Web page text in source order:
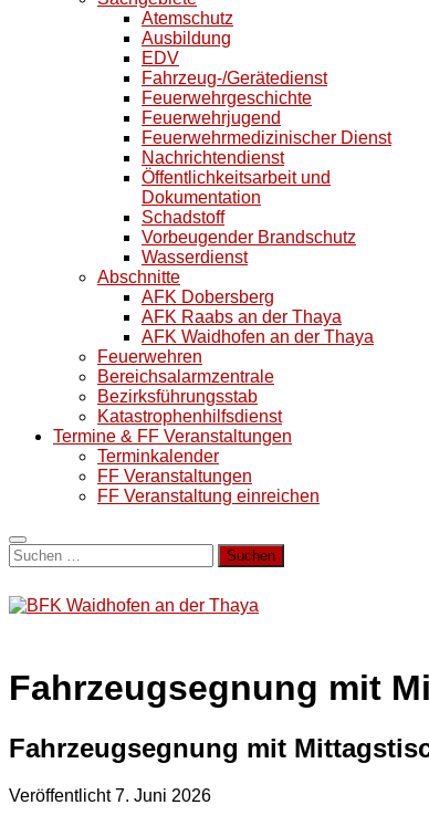
Atemschutz
Ausbildung
EDV
Fahrzeug-/Gerätedienst
Feuerwehrgeschichte
Feuerwehrjugend
Feuerwehrmedizinischer Dienst
Nachrichtendienst
Öffentlichkeitsarbeit und
Dokumentation
Schadstoff
Vorbeugender Brandschutz
Wasserdienst
Abschnitte
AFK Dobersberg
AFK Raabs an der Thaya
AFK Waidhofen an der Thaya
Feuerwehren
Bereichsalarmzentrale
Bezirksführungsstab
Katastrophenhilfsdienst
Termine & FF Veranstaltungen
Terminkalender
FF Veranstaltungen
FF Veranstaltung einreichen
Suchen
nach:
Fahrzeugsegnung mit
Fahrzeugsegnung mit
Veröffentlicht7. Juni 2026